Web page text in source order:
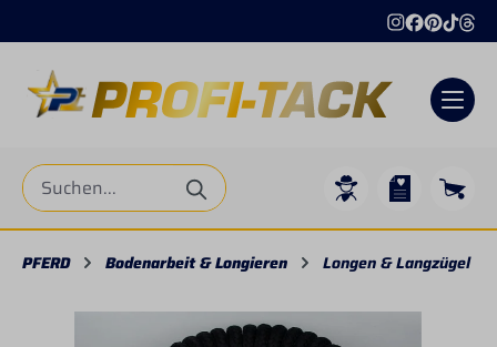
PFERD Bodenarbeit & Longieren Longen & Langzügel
Bildergalerie überspringen